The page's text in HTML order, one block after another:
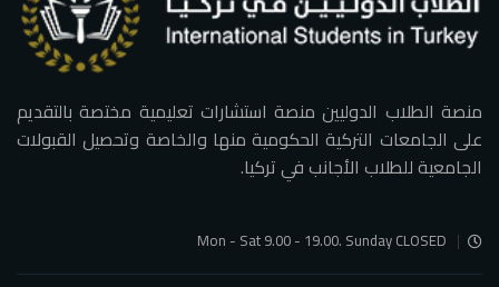
منصة الطلاب الدوليين منصة استشارات تعليمية مختصة بالتقديم
على الجامعات التركية الحكومية منها والخاصة وتحصيل القبولات
الجامعية للطلاب الأجانب في تركيا.
Mon - Sat 9.00 - 19.00. Sunday CLOSED